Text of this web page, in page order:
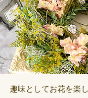
趣味としてお花を楽